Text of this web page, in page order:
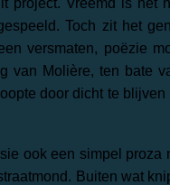
Toch zit het
versmaten, poëzie
van Molière, ten bate
door dicht te
ook een simpel
Buiten wat